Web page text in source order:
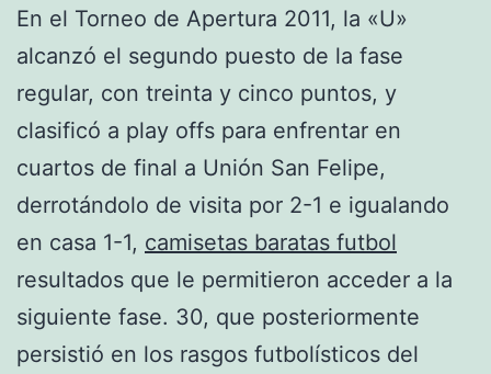
En el Torneo de Apertura 2011, la «U»
alcanzó el segundo puesto de la fase
regular, con treinta y cinco puntos, y
clasificó a play offs para enfrentar en
cuartos de final a Unión San Felipe,
derrotándolo de visita por 2-1 e igualando
en casa 1-1, camisetas baratas futbol
resultados que le permitieron acceder a la
siguiente fase. 30, que posteriormente
persistió en los rasgos futbolísticos del